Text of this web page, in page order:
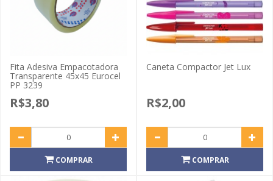
Fita Adesiva Empacotadora
Transparente 45x45 Eurocel
PP 3239
R$3,80
COMPRAR
Caneta Compactor Jet Lux
R$2,00
COMPRAR